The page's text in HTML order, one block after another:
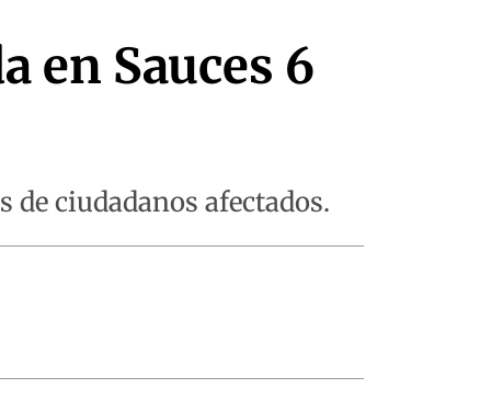
en Sauces 6
ciudadanos afectados.